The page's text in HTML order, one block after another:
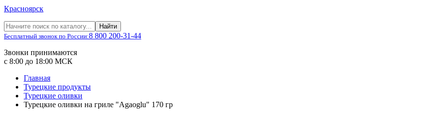
Красноярск
Найти
Бесплатный звонок по России:8 800 200-31-44
Звонки принимаются
с 8:00 до 18:00 МСК
Главная
Турецкие продукты
Турецкие оливки
Турецкие оливки на гриле "Agaoglu" 170 гр